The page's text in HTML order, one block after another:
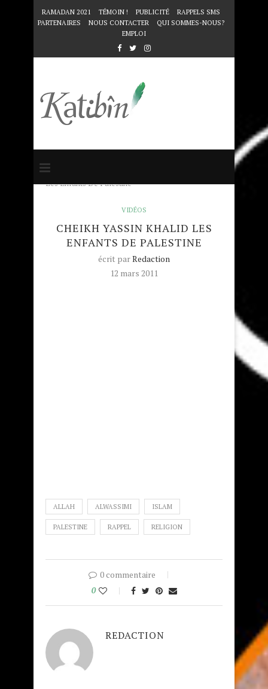
RAMADAN 2021 TÉMOIN ! PUBLICITÉ
RAPPELS SMS
PARTENAIRES
NOUS CONTACTER
QUI SOMMES-NOUS?
EMPLOI
Accueil
Les Enfants De Palestine
VIDÉOS
CHEIKH YASSIN KHALID LES
ENFANTS DE PALESTINE
écrit parRedaction
12 mars 2011
ALLAH ALWASSIMI ISLAM
PALESTINE RAPPEL RELIGION
0 commentaire
0
REDACTION